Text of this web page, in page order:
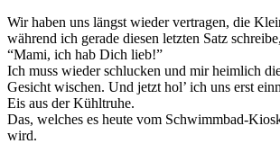
Wir haben uns längst wieder vertragen, die
während ich gerade diesen letzten Satz
“Mami, ich hab Dich lieb!”
Ich muss wieder schlucken und mir heimlich
Gesicht wischen. Und jetzt hol’ ich uns erst
Eis aus der Kühltruhe.
Das, welches es heute vom Schwimmbad-
wird.